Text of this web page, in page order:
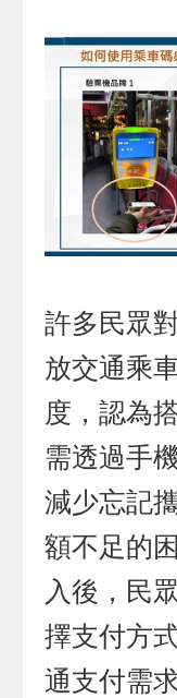
許多民眾
放交通乘
度，認為
需透過手
減少忘記
額不足的
入後，民
擇支付方
通支付需